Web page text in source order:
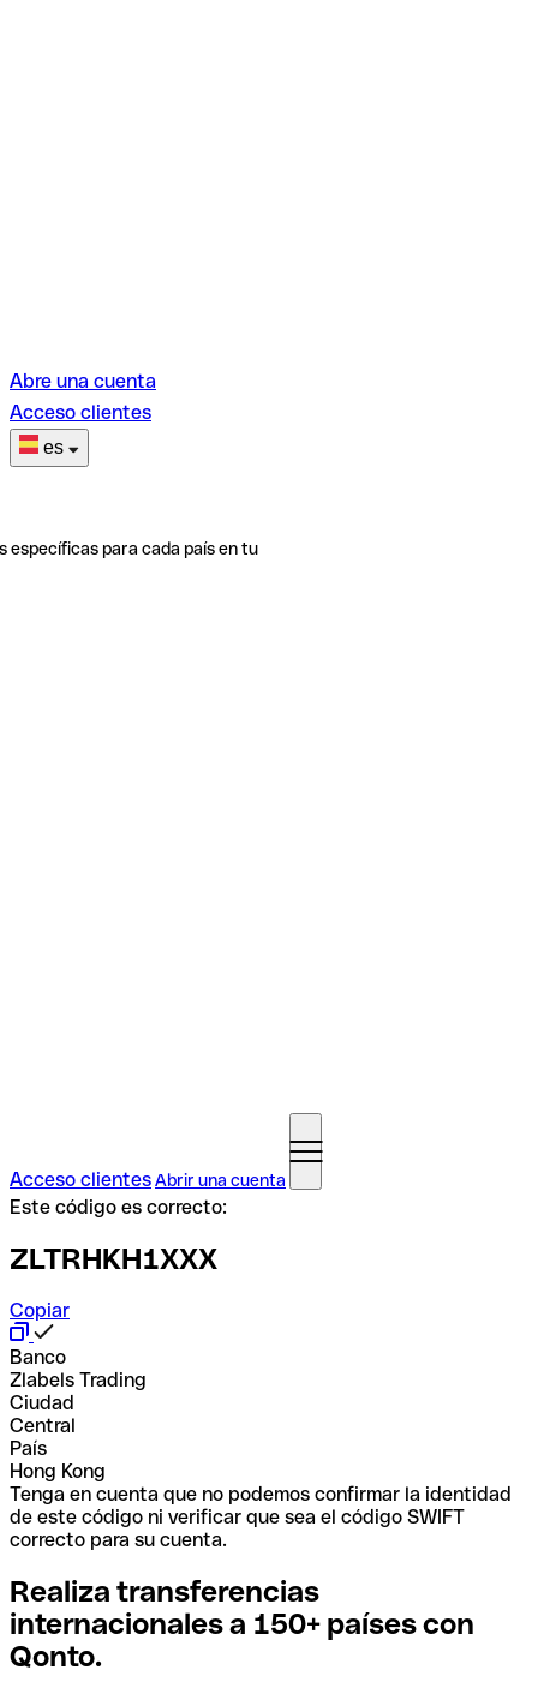
Abre una cuenta
Acceso clientes
es
específicas para cada país en tu
Acceso clientesAbrir una cuenta
Este código es correcto:
ZLTRHKH1XXX
Copiar
Banco
Zlabels Trading
Ciudad
Central
País
Hong Kong
Tenga en cuenta que no podemos confirmar la identidad
de este código ni verificar que sea el código SWIFT
correcto para su cuenta.
Realiza transferencias
internacionales a 150+ países con
Qonto.